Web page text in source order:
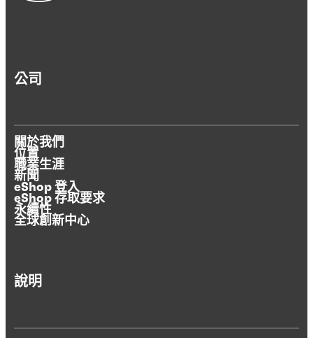
公司
關於我們
位置
職業生涯
新聞
eShop 登入
eShop 存取要求
永續性
全球創新中心
說明